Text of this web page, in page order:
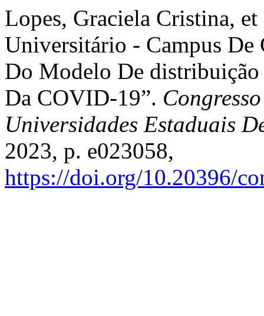
Lopes, Graciela Cristina,
Universitário - Campus De
Do Modelo De
Da COVID-19”.
Universidades Estaduais
2023, p. e023058,
https://doi.org/10.20396/